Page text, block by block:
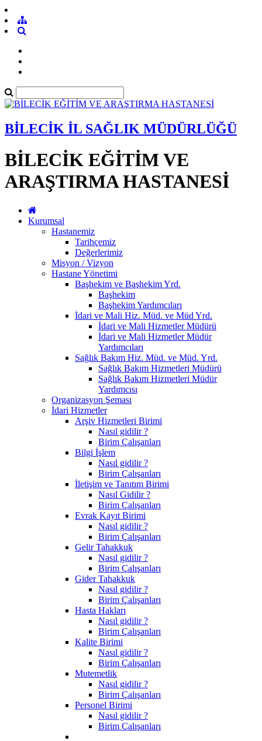
BİLECİK İL SAĞLIK MÜDÜRLÜĞÜ
BİLECİK EĞİTİM VE
ARAŞTIRMA HASTANESİ
Kurumsal
Hastanemiz
Tarihçemiz
Değerlerimiz
Misyon / Vizyon
Hastane Yönetimi
Başhekim ve Başhekim Yrd.
Başhekim
Başhekim Yardımcıları
İdari ve Mali Hiz. Müd. ve Müd Yrd.
İdari ve Mali Hizmetler Müdürü
İdari ve Mali Hizmetler Müdür
Yardımcıları
Sağlık Bakım Hiz. Müd. ve Müd. Yrd.
Sağlık Bakım Hizmetleri Müdürü
Sağlık Bakım Hizmetleri Müdür
Yardımcısı
Organizasyon Şeması
İdari Hizmetler
Arşiv Hizmetleri Birimi
Nasıl gidilir ?
Birim Çalışanları
Bilgi İşlem
Nasıl gidilir ?
Birim Çalışanları
İletişim ve Tanıtım Birimi
Nasıl Gidilir ?
Birim Çalışanları
Evrak Kayıt Birimi
Nasıl gidilir ?
Birim Çalışanları
Gelir Tahakkuk
Nasıl gidilir ?
Birim Çalışanları
Gider Tahakkuk
Nasıl gidilir ?
Birim Çalışanları
Hasta Hakları
Nasıl gidilir ?
Birim Çalışanları
Kalite Birimi
Nasıl gidilir ?
Birim Çalışanları
Mutemetlik
Nasıl gidilir ?
Birim Çalışanları
Personel Birimi
Nasıl gidilir ?
Birim Çalışanları